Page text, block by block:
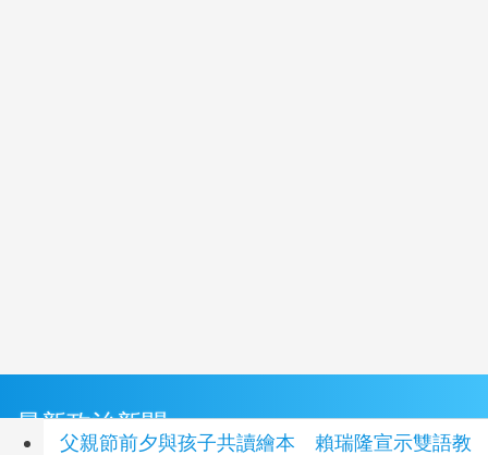
最新政治新聞
父親節前夕與孩子共讀繪本 賴瑞隆宣示雙語教